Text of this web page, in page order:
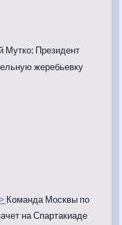
Мутко: Президент
жеребьевку
Команда Москвы по
на Спартакиаде